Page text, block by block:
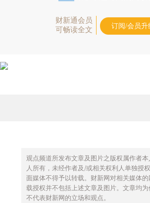
财新通会员
可畅读全文
订阅/会员升
观点频道所发布文章及图片之版权属作者
人所有，未经作者及/或相关权利人单独授
面媒体不得予以转载。财新网对相关媒体
载授权并不包括上述文章及图片。文章均为
不代表财新网的立场和观点。